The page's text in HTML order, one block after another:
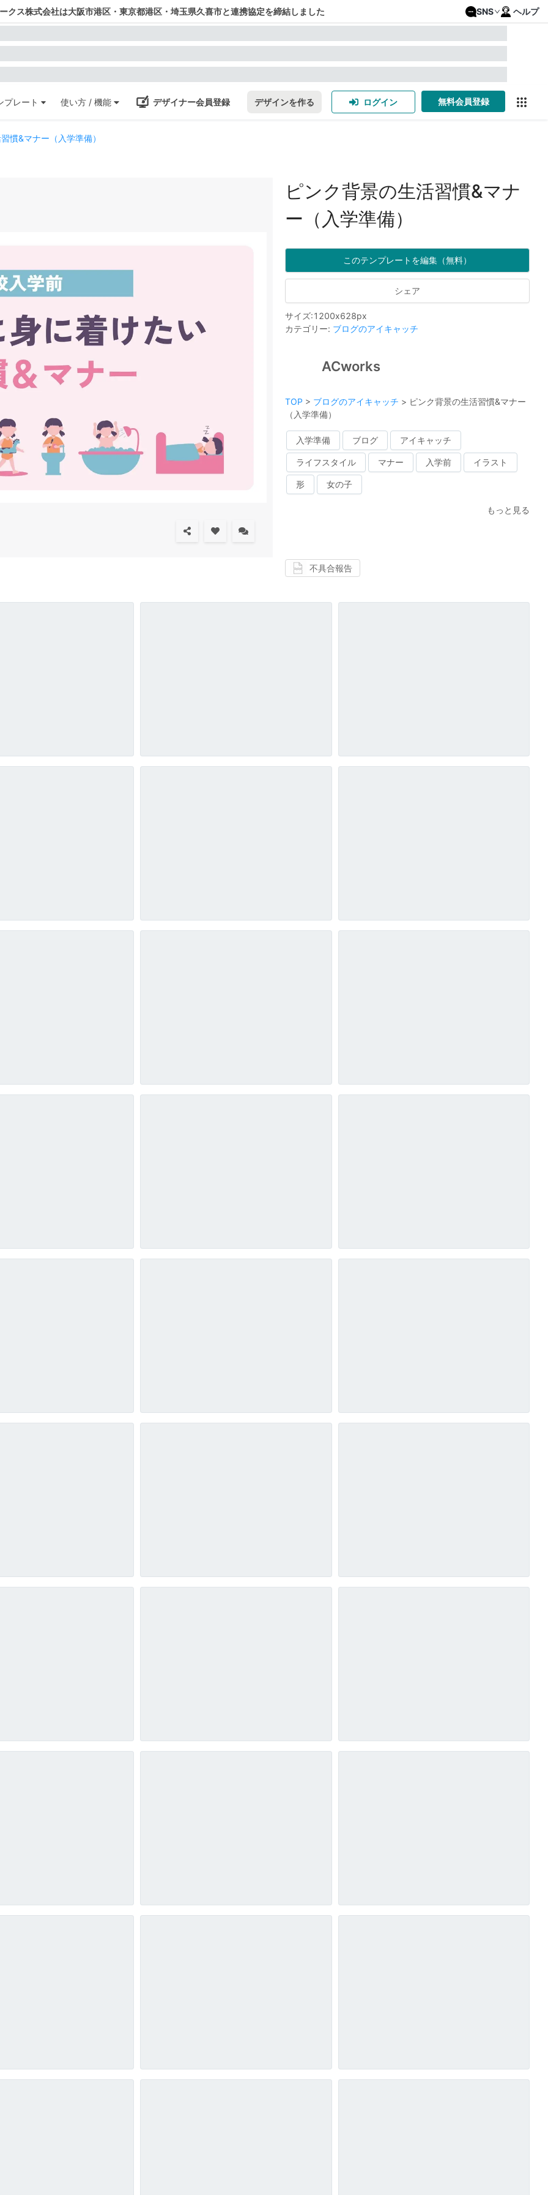
クス株式会社は大阪市港区・東京都港区・埼玉県久喜市と連携協定を締結しました SNS ヘルプ
プレート 使い方 / 機能 デザイナー会員登録 デザインを作る ログイン 無料会員登録
慣&マナー（入学準備）
ピンク背景の生活習慣&マナ
ー（入学準備）
このテンプレートを編集（無料）
シェア
サイズ:1200x628px
カテゴリー: ブログのアイキャッチ
ACworks
TOP > ブログのアイキャッチ > ピンク背景の生活習慣&マナー
（入学準備）
入学準備 ブログ アイキャッチ
ライフスタイル マナー 入学前 イラスト
形 女の子
もっと見る
不具合報告